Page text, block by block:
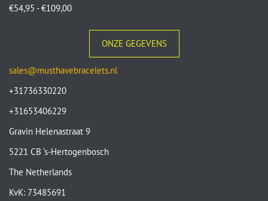
€54,95 - €109,00
ONZE GEGEVENS
sales@musthavebracelets.nl
+31736330220
+31653406229
Gravin Helenastraat 9
5221 CB ‘s-Hertogenbosch
The Netherlands
KvK: 73485691